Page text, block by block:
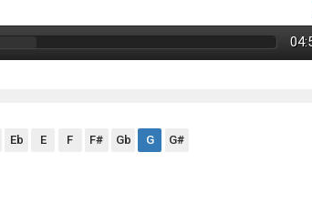
Eb E F F# Gb G G#